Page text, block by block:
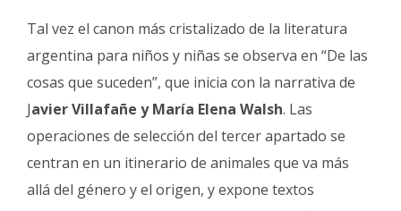
Tal vez el canon más cristalizado de la literatura
argentina para niños y niñas se observa en “De las
cosas que suceden”, que inicia con la narrativa de
Javier Villafañe y María Elena Walsh. Las
operaciones de selección del tercer apartado se
centran en un itinerario de animales que va más
allá del género y el origen, y expone textos